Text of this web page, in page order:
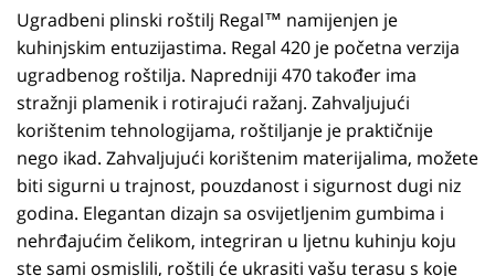
Ugradbeni plinski roštilj Regal™ namijenjen je
kuhinjskim entuzijastima. Regal 420 je početna verzija
ugradbenog roštilja. Napredniji 470 također ima
stražnji plamenik i rotirajući ražanj. Zahvaljujući
korištenim tehnologijama, roštiljanje je praktičnije
nego ikad. Zahvaljujući korištenim materijalima, možete
biti sigurni u trajnost, pouzdanost i sigurnost dugi niz
godina. Elegantan dizajn sa osvijetljenim gumbima i
nehrđajućim čelikom, integriran u ljetnu kuhinju koju
ste sami osmislili, roštilj će ukrasiti vašu terasu s koje